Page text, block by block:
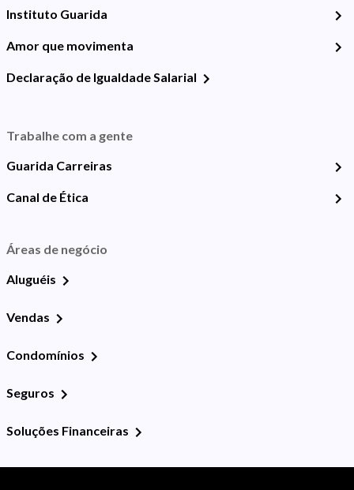
Instituto Guarida
Amor que movimenta
Declaração de Igualdade Salarial
Trabalhe com a gente
Guarida Carreiras
Canal de Ética
Áreas de negócio
Aluguéis
Vendas
Condomínios
Seguros
Soluções Financeiras